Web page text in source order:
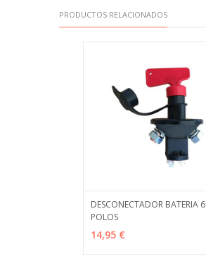
PRODUCTOS RELACIONADOS
AÑADIR
DESCONECTADOR BATERIA 6
POLOS
14,95 €